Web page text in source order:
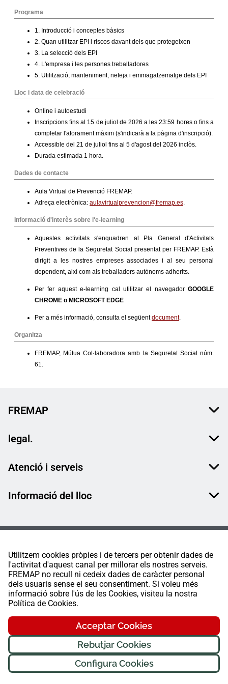
Utilitzem cookies pròpies i de tercers per obtenir dades de
l'activitat d'aquest canal per millorar els nostres serveis.
FREMAP no recull ni cedeix dades de caràcter personal
dels usuaris sense el seu consentiment. Si voleu més
informació sobre l'ús de les Cookies, visiteu la nostra
Política de Cookies.
Acceptar Cookies
Rebutjar Cookies
Configura Cookies
FREMAP
legal.
Atenció i serveis
Informació del lloc
FREMAP Ⓒ Tots els drets reservats